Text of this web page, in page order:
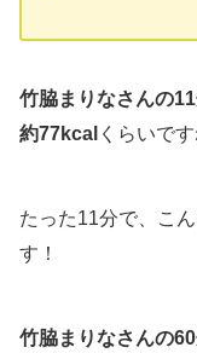
竹脇まりなさんの
約77kcal くらいです
たった11分で、こ
す！
竹脇まりなさんの